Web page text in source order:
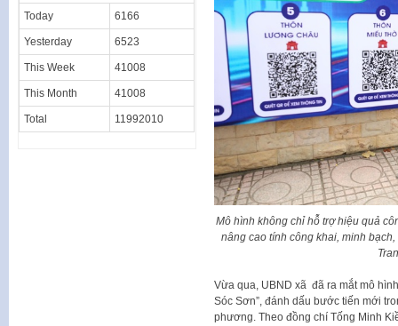
Mô hình không chỉ hỗ trợ hiệu quả
nâng cao tính công khai, minh
Vừa qua, UBND xã đã ra mắt mô
Sóc Sơn”, đánh dấu bước tiến mới
phương. Theo đồng chí Tống Minh
Today 6166
Yesterday 6523
This Week 41008
This Month 41008
Total 11992010